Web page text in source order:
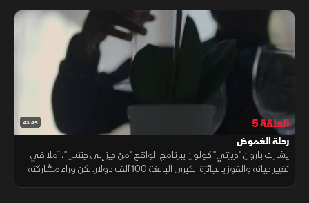
43:45 الحلقة 5
رحلة الغموض
يشارك بارون "ديرتي" كولون ببرنامج الواقع "من جيز إلى جنتس"، آملا في
تغيير حياته والفوز بالجائزة الكبرى البالغة 100 ألف دولار. لكن وراء مشاركته،